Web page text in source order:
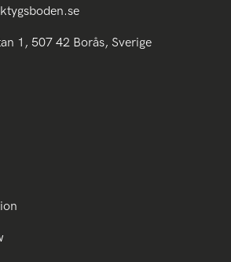
1, 507 42 Borås, Sverige